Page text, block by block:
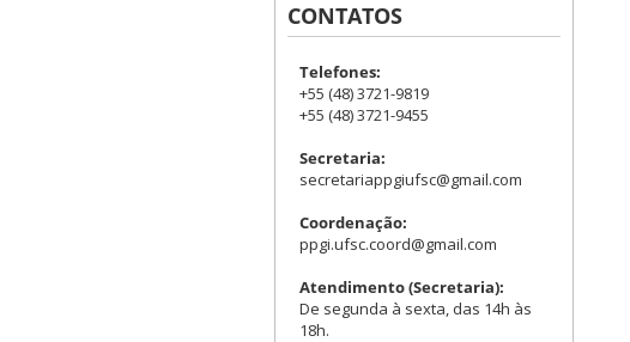
CONTATOS
Telefones:
+55 (48) 3721-9819
+55 (48) 3721-9455
Secretaria:
secretariappgiufsc@gmail.com
Coordenação:
ppgi.ufsc.coord@gmail.com
Atendimento (Secretaria):
De segunda à sexta, das 14h às
18h.